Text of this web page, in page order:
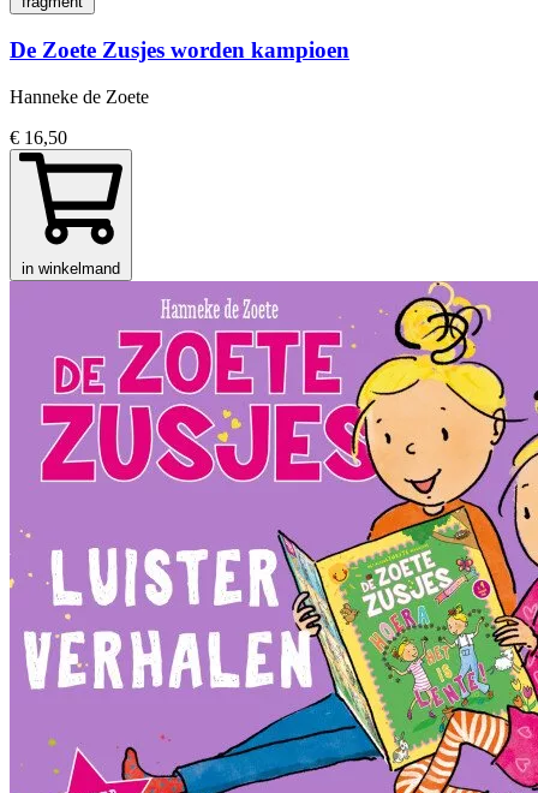
De Zoete Zusjes worden kampioen
Hanneke de Zoete
€ 16,50
in winkelmand